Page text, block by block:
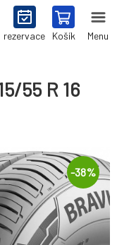
rezervace Košík Menu
55 R 16
-38%